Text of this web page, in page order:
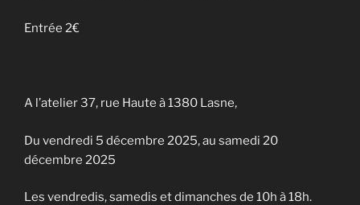
Entrée 2€
A l’atelier 37, rue Haute à 1380 Lasne,
Du vendredi 5 décembre 2025, au samedi 20
décembre 2025
Les vendredis, samedis et dimanches de 10h à 18h.